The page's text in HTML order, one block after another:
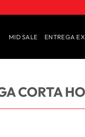
MID SALE ENTREGA
CORTA